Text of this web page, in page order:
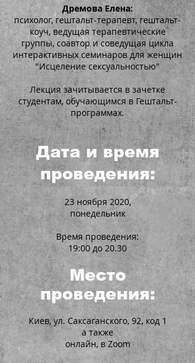
Дремова Елена:
психолог, гештальт-терапевт, гештальт-
коуч, ведущая терапевтические
группы, соавтор и соведущая цикла
интерактивных семинаров для женщин
"Исцеление сексуальностью"
Лекция зачитывается в зачетке
студентам, обучающимся в Гештальт-
программах.
Дата и время
проведения:
23 ноября 2020,
понедельник
Время проведения:
19:00 до 20.30
Место
проведения:
Киев, ул. Саксаганского, 92, код 1
а также
онлайн, в Zoom